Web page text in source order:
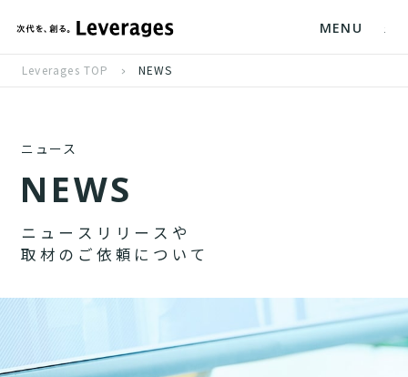
MENU
Leverages TOP NEWS
ニュース
NEWS
ニ ュ ー ス リ リ ー ス や
取 材 の ご 依 頼 に つ い て